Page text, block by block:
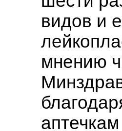
видов и
мнению